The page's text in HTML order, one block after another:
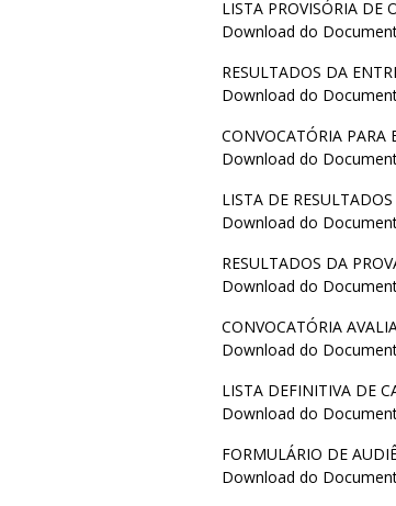
LISTA PROVISÓRIA DE
Download do
RESULTADOS DA
Download do
CONVOCATÓRIA PARA
Download do
LISTA DE
Download do
RESULTADOS DA
Download do
CONVOCATÓRIA
Download do
LISTA DEFINITIVA DE
Download do
FORMULÁRIO DE
Download do